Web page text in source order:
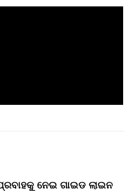
ନେଇ ଗାଇଡ ଲାଇନ